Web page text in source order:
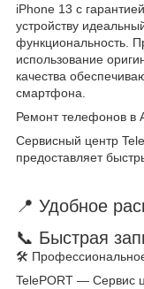
iPhone 13 с
устройству
функциональность.
использование
качества
смартфона.
Ремонт телефонов в
Сервисный центр
предоставляет
📍 Удобное
📞 Быстрая
🛠
TelePORT — Сервис